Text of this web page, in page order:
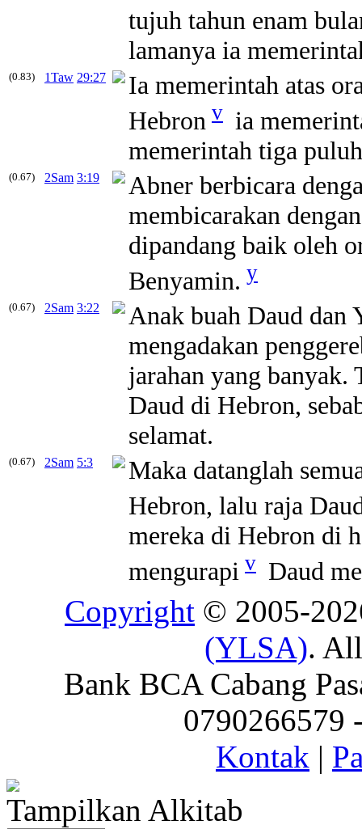
tujuh tahun enam
lamanya ia
(0.83) 1Taw 29:27
Ia memerintah atas
Hebron v ia
memerintah tiga
(0.67) 2Sam 3:19
Abner berbicara
membicarakan
dipandang baik oleh
Benyamin. y
(0.67) 2Sam 3:22
Anak buah Daud dan
mengadakan
jarahan yang banyak.
Daud di Hebron,
selamat.
(0.67) 2Sam 5:3
Maka datanglah
Hebron, lalu raja
mereka di Hebron di
mengurapi v Daud
Copyright © 2005-
(YLSA).
Bank BCA Cabang
0790266579
Kontak |
Tampilkan Alkitab